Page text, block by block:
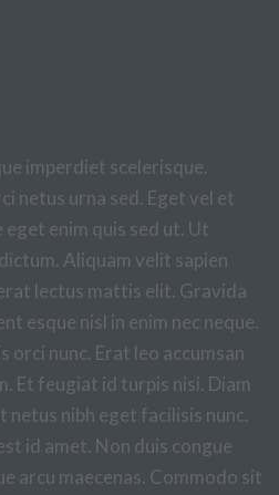
imperdiet scelerisque.
netus urna sed. Eget vel et
enim quis sed ut. Ut
Aliquam velit sapien
lectus mattis elit. Gravida
esque nisl in enim nec neque.
orci nunc. Erat leo accumsan
Et feugiat id turpis nisi. Diam
nibh eget facilisis nunc.
id amet. Non duis congue
arcu maecenas. Commodo sit